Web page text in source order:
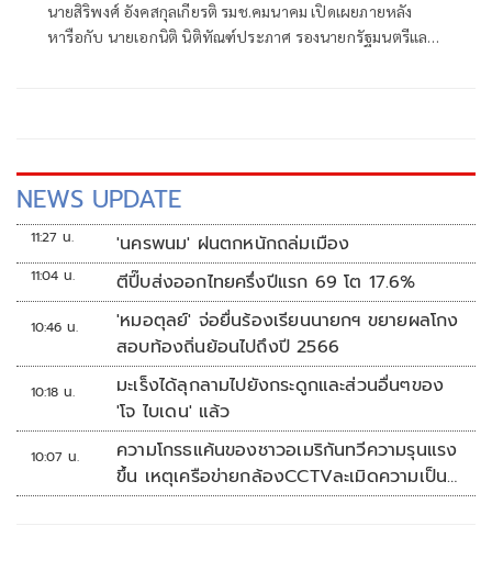
นายสิริพงศ์ อังคสกุลเกียรติ รมช.คมนาคม เปิดเผยภายหลัง
หารือกับ นายเอกนิติ นิติทัณฑ์ประภาศ รองนายกรัฐมนตรีและ
NEWS UPDATE
11:27 น. 'นครพนม' ฝนตกหนักถล่มเมือง
11:04 น. ตีปี๊บส่งออกไทยครึ่งปีแรก 69 โต 17.6%
10:46 น.
'หมอตุลย์' จ่อยื่นร้องเรียนนายกฯ ขยายผลโกง
สอบท้องถิ่นย้อนไปถึงปี 2566
10:18 น.
มะเร็งได้ลุกลามไปยังกระดูกและส่วนอื่นๆของ
'โจ ไบเดน' แล้ว
10:07 น.
ความโกรธแค้นของชาวอเมริกันทวีความรุนแรง
ขึ้น เหตุเครือข่ายกล้องCCTVละเมิดความเป็น
ส่วนตัว